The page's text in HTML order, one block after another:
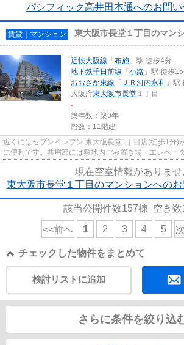
パシフィック高井田本通へのお問
賃貸｜マンション 東大阪市長堂１丁目のマン
近鉄大阪線 「布施 」駅 徒歩4分
地下鉄千日前線 「小路 」駅 徒歩
おおさか東線 「 ＪＲ河内永和 」駅
大阪府東大阪市長堂 １丁目
-
築年数：築9年
階数：11階建
近くにはセブンイレブン 東大阪長堂1丁目店(徒歩1分)
に便利です。共用部には敷地内ごみ置き場・エレベー
物件の近くに駅が2つあるた...
現在空室情報がありませ
東大阪市長堂１丁目のマンションへの
該当公開件数157棟 空き数
<<前へ 1 2 3 4 5
チェックした物件をまとめて
検討リストに追加
さらに条件を絞り込